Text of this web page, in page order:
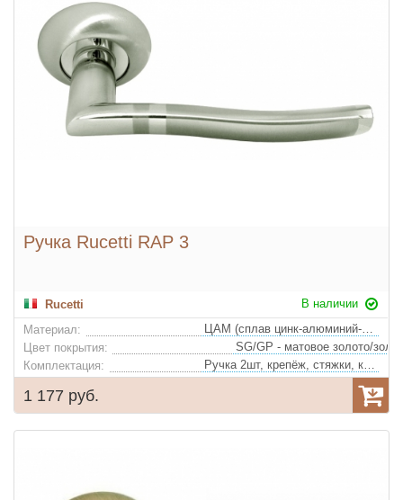
Ручка Rucetti RAP 3
Rucetti
В наличии
Материал:
ЦАМ (сплав цинк-алюминий-медь)
Цвет покрытия:
Комплектация:
Ручка 2шт, крепёж, стяжки, квадрат
1 177 руб.